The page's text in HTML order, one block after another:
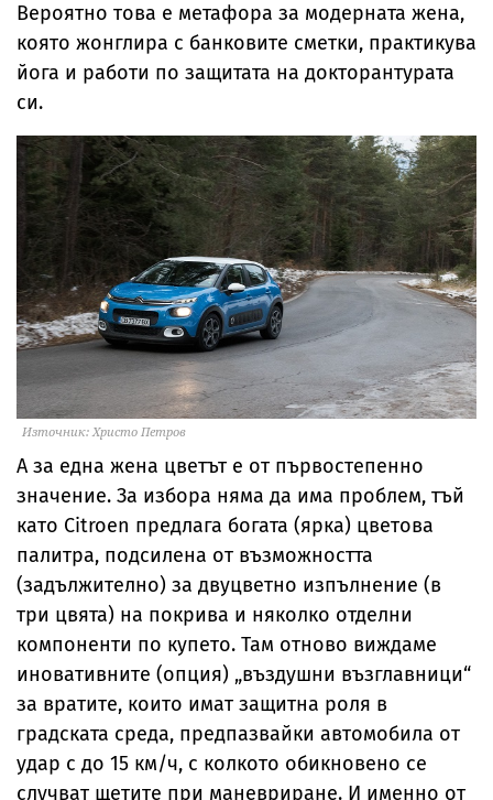
Вероятно това е метафора за модерната жена,
която жонглира с банковите сметки, практикува
йога и работи по защитата на докторантурата
си.
Източник: Христо Петров
А за една жена цветът е от първостепенно
значение. За избора няма да има проблем, тъй
като Citroen предлага богата (ярка) цветова
палитра, подсилена от възможността
(задължително) за двуцветно изпълнение (в
три цвята) на покрива и няколко отделни
компоненти по купето. Там отново виждаме
иновативните (опция) „въздушни възглавници“
за вратите, които имат защитна роля в
градската среда, предпазвайки автомобила от
удар с до 15 км/ч, с колкото обикновено се
случват щетите при маневриране. И именно от